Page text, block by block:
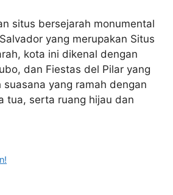
situs bersejarah monumental
yang merupakan Situs
kota ini dikenal dengan
dan Fiestas del Pilar yang
yang ramah dengan
tua, serta ruang hijau dan